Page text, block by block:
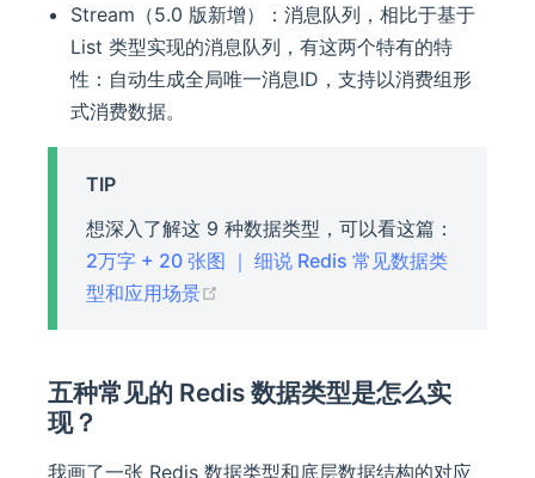
Stream（5.0 版新增）：消息队列，相比于基于
List 类型实现的消息队列，有这两个特有的特
性：自动生成全局唯一消息ID，支持以消费组形
式消费数据。
TIP
想深入了解这 9 种数据类型，可以看这篇：
2万字 + 20 张图 ｜ 细说 Redis 常见数据类
型和应用场景
五种常见的 Redis 数据类型是怎么实
现？
我画了一张 Redis 数据类型和底层数据结构的对应